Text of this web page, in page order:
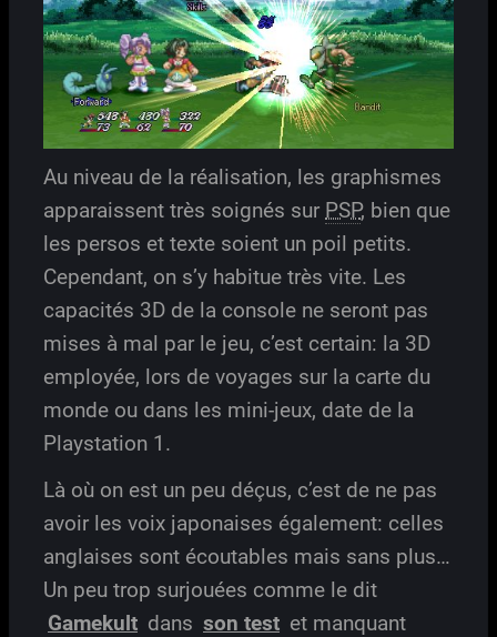
Au niveau de la réalisation, les graphismes
apparaissent très soignés sur PSP, bien que
les persos et texte soient un poil petits.
Cependant, on s’y habitue très vite. Les
capacités 3D de la console ne seront pas
mises à mal par le jeu, c’est certain: la 3D
employée, lors de voyages sur la carte du
monde ou dans les mini-jeux, date de la
Playstation 1.
Là où on est un peu déçus, c’est de ne pas
avoir les voix japonaises également: celles
anglaises sont écoutables mais sans plus…
Un peu trop surjouées comme le dit
Gamekult dans son test et manquant